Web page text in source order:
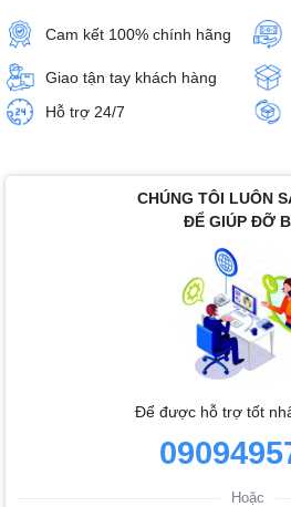
Cam kết 100% chính hãng
Giao tận tay khách hàng
Hỗ trợ 24/7
CHÚNG TÔI LUÔN
ĐỂ GIÚP ĐỠ
Để được hỗ trợ tốt
Hoặc